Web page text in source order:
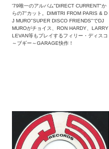
'79唯一のアルバム"DIRECT CURRENT"か
らの7"カット。DIMITRI FROM PARIS & D
J MURO"SUPER DISCO FRIENDS"でDJ
MUROがチョイス、RON HARDY、LARRY
LEVAN等もプレイするフィリー・ディスコ
～ブギー～GARAGE快作！